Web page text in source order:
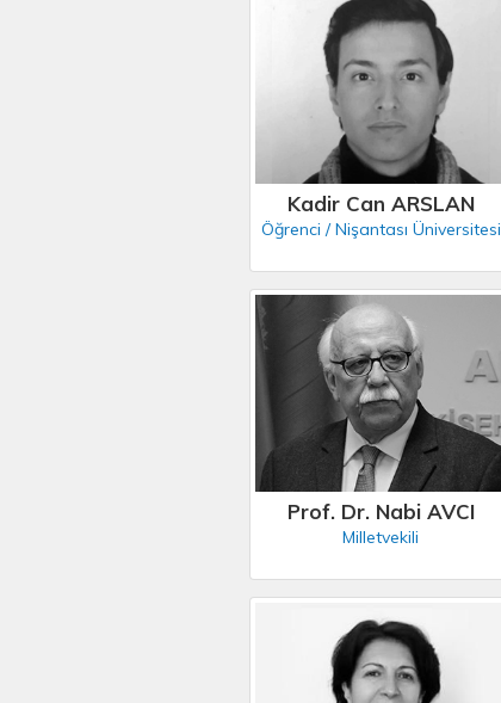
Kadir Can ARSLAN
Öğrenci / Nişantası Üniversitesi
Prof. Dr. Nabi AVCI
Milletvekili